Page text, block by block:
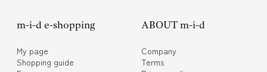
m-i-d e-shopping
My page
Shopping guide
ABOUT m-i-d
Company
Terms